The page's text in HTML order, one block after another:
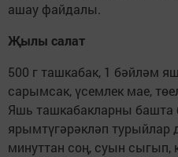
ашау файдалы.
Җылы салат
500 г ташкабак, 1 бәйләм
сарымсак, үсемлек мае,
Яшь ташкабакларны башта
ярымтүгәрәкләп турыйлар
минуттан соң, суын сыгып,